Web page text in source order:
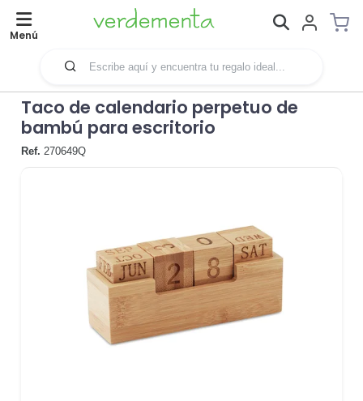
Menú
Taco de calendario perpetuo de
bambú para escritorio
Ref. 270649Q